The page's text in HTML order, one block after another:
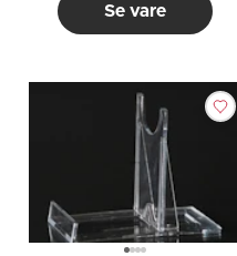
Se vare